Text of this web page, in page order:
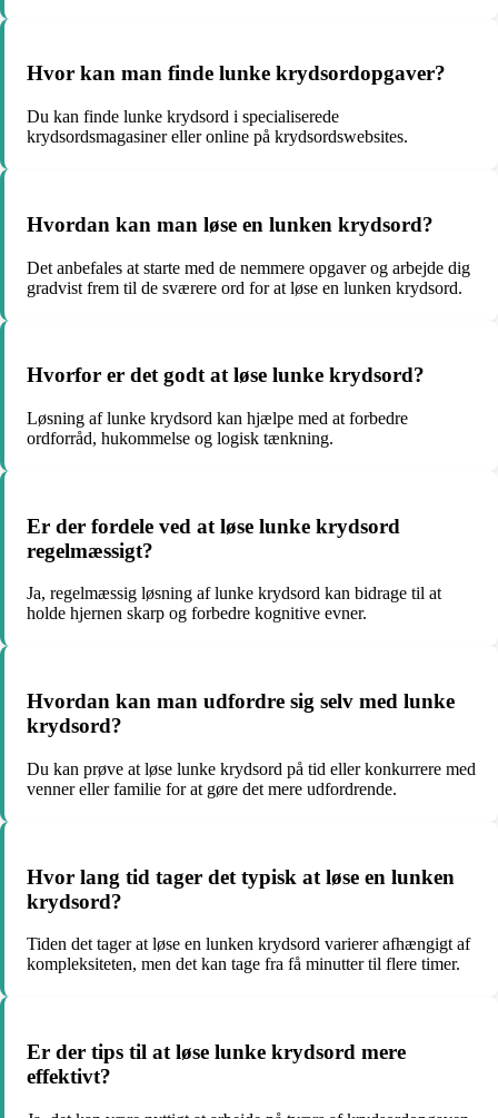
Hvor kan man finde lunke krydsordopgaver?
Du kan finde lunke krydsord i specialiserede
krydsordsmagasiner eller online på krydsordswebsites.
Hvordan kan man løse en lunken krydsord?
Det anbefales at starte med de nemmere opgaver og arbejde dig
gradvist frem til de sværere ord for at løse en lunken krydsord.
Hvorfor er det godt at løse lunke krydsord?
Løsning af lunke krydsord kan hjælpe med at forbedre
ordforråd, hukommelse og logisk tænkning.
Er der fordele ved at løse lunke krydsord
regelmæssigt?
Ja, regelmæssig løsning af lunke krydsord kan bidrage til at
holde hjernen skarp og forbedre kognitive evner.
Hvordan kan man udfordre sig selv med lunke
krydsord?
Du kan prøve at løse lunke krydsord på tid eller konkurrere med
venner eller familie for at gøre det mere udfordrende.
Hvor lang tid tager det typisk at løse en lunken
krydsord?
Tiden det tager at løse en lunken krydsord varierer afhængigt af
kompleksiteten, men det kan tage fra få minutter til flere timer.
Er der tips til at løse lunke krydsord mere
effektivt?